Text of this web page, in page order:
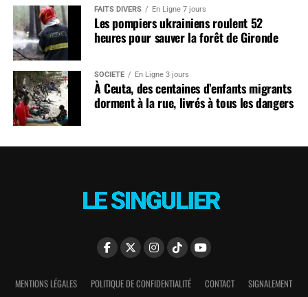
FAITS DIVERS En Ligne 7 jours
Les pompiers ukrainiens roulent 52
heures pour sauver la forêt de Gironde
SOCIÉTÉ En Ligne 3 jours
À Ceuta, des centaines d’enfants migrants
dorment à la rue, livrés à tous les dangers
MENTIONS LÉGALES POLITIQUE DE CONFIDENTIALITÉ CONTACT SIGNALEMENT